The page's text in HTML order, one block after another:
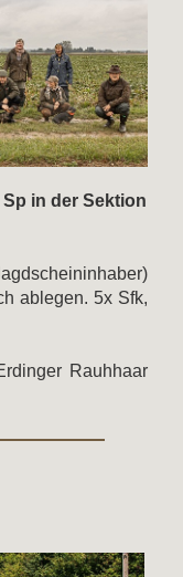
Sp in der Sektion
ablegen. 5x Sfk,
Rauhhaar